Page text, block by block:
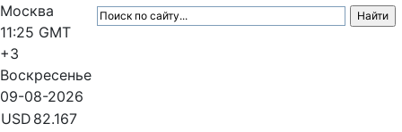
Москва
11:25 GMT
+3
Воскресенье
09-08-2026
USD 82.167